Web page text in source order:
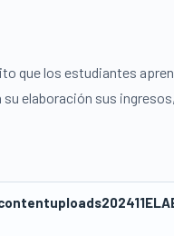
que los estudiantes
elaboración sus